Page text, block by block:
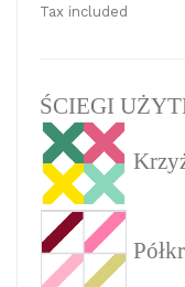
Tax included
ŚCIEGI